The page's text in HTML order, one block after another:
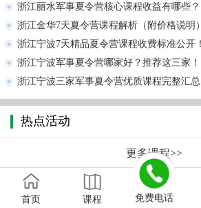
浙江丽水军事夏令营核心课程收益有哪些？
浙江金华7天夏令营课程解析（附价格说明）
浙江宁波7天精品夏令营课程收费标准公开
浙江宁波军事夏令营哪家好？推荐这三家！
浙江宁波三家军事夏令营优质课程完整汇总
热点活动
更多课程>>
热点文章
首页 课程 免费电话